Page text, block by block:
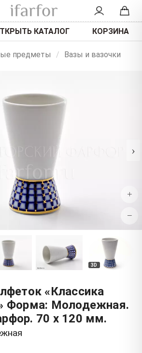
КАТАЛОГ КОРЗИНА
предметы / Вазы и вазочки
›
+
−
3D
«Классика
Форма: Молодежная.
70 x 120 мм.